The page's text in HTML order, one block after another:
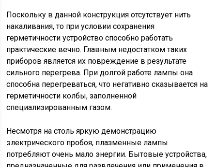
Поскольку в данной конструкция отсутствует нить
накаливания, то при условии сохранения
герметичности устройство способно работать
практические вечно. Главным недостатком таких
приборов является их повреждение в результате
сильного перегрева. При долгой работе лампы она
способна перегреваться, что негативно сказывается на
герметичности колбы, заполненной
специализированным газом.
Несмотря на столь яркую демонстрацию
электрического пробоя, плазменные лампы
потребляют очень мало энергии. Бытовые устройства,